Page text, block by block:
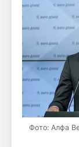
Фото: Алфа